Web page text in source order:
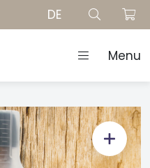
DE
Menu